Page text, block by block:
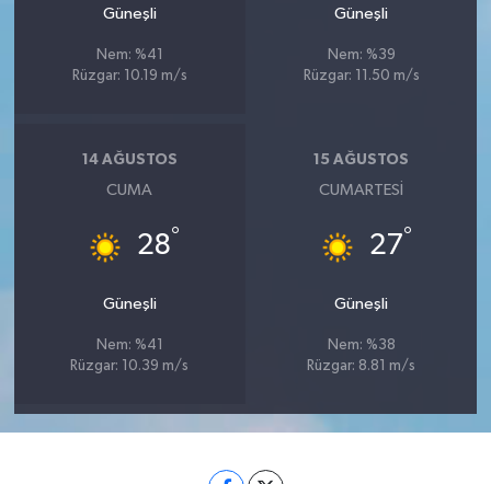
Güneşli
Nem: %41
Rüzgar: 10.19 m/s
Güneşli
Nem: %39
Rüzgar: 11.50 m/s
14 AĞUSTOS
CUMA
28°
Güneşli
Nem: %41
Rüzgar: 10.39 m/s
15 AĞUSTOS
CUMARTESI
27°
Güneşli
Nem: %38
Rüzgar: 8.81 m/s